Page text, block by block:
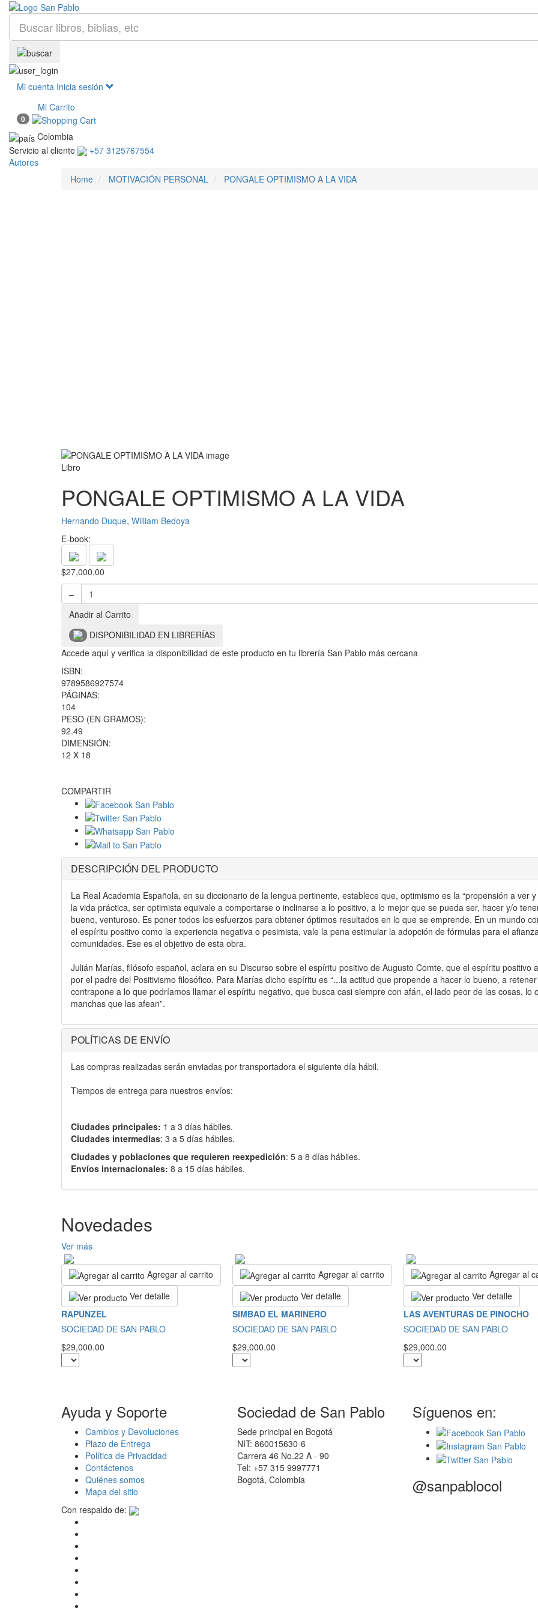
Mi cuenta Inicia sesión
Mi Carrito
0
Colombia
Servicio al cliente
+57 3125767554
Autores
Home
MOTIVACIÓN PERSONAL PONGALE OPTIMISMO A LA VIDA
Libro
PONGALE OPTIMISMO A LA VIDA
Hernando Duque, William Bedoya
E-book:
$27,000.00
–
Añadir al Carrito
DISPONIBILIDAD EN LIBRERÍAS
Accede aquí y verifica la disponibilidad de este producto en tu librería San Pablo más cercana
ISBN:
9789586927574
PÁGINAS:
104
PESO (EN GRAMOS):
92.49
DIMENSIÓN:
12 X 18
COMPARTIR
DESCRIPCIÓN DEL PRODUCTO
La Real Academia Española, en su diccionario de la lengua pertinente, establece que, optimismo es la “propensión a ver
la vida práctica, ser optimista equivale a comportarse o inclinarse a lo positivo, a lo mejor que se pueda ser, hacer y/o
bueno, venturoso. Es poner todos los esfuerzos para obtener óptimos resultados en lo que se emprende. En un mundo
el espíritu positivo como la experiencia negativa o pesimista, vale la pena estimular la adopción de fórmulas para el
comunidades. Ese es el objetivo de esta obra.
Julián Marías, filósofo español, aclara en su Discurso sobre el espíritu positivo de Augusto Comte, que el espíritu positivo
por el padre del Positivismo filosófico. Para Marías dicho espíritu es “...la actitud que propende a hacer lo bueno, a
contrapone a lo que podríamos llamar el espíritu negativo, que busca casi siempre con afán, el lado peor de las cosas, lo
manchas que las afean”.
POLÍTICAS DE ENVÍO
Las compras realizadas serán enviadas por transportadora el siguiente día hábil.
Tiempos de entrega para nuestros envíos:
Ciudades principales: 1 a 3 días hábiles.
Ciudades intermedias: 3 a 5 días hábiles.
Ciudades y poblaciones que requieren reexpedición: 5 a 8 días hábiles.
Envíos internacionales: 8 a 15 días hábiles.
Novedades
Ver más
Agregar al carrito
Ver detalle
RAPUNZEL
SOCIEDAD DE SAN PABLO
$29,000.00
Agregar al carrito
Ver detalle
SIMBAD EL MARINERO
SOCIEDAD DE SAN PABLO
$29,000.00
Agregar al
Ver detalle
LAS AVENTURAS DE PINOCHO
SOCIEDAD DE SAN PABLO
$29,000.00
Ayuda y Soporte
Cambios y Devoluciones
Plazo de Entrega
Política de Privacidad
Contáctenos
Quiénes somos
Mapa del sitio
Sociedad de San Pablo
Sede principal en Bogotá
NIT: 860015630-6
Carrera 46 No.22 A - 90
Tel: +57 315 9997771
Bogotá, Colombia
Síguenos en:
@sanpablocol
Con respaldo de: